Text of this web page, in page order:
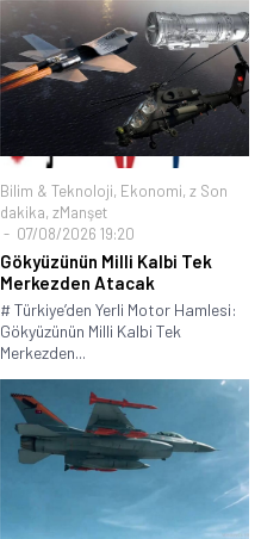
Bilim & Teknoloji, Ekonomi, z Son
dakika, zManşet
07/08/2026 19:20
Gökyüzünün Milli Kalbi Tek
Merkezden Atacak
# Türkiye’den Yerli Motor Hamlesi:
Gökyüzünün Milli Kalbi Tek
Merkezden...